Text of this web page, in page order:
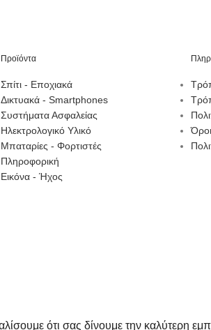
Προϊόντα
Σπίτι - Εποχιακά
Δικτυακά - Smartphones
Συστήματα Ασφαλείας
Ηλεκτρολογικό Υλικό
Μπαταρίες - Φορτιστές
Πληροφορική
Εικόνα - Ήχος
ότι σας δίνουμε την καλύτερη